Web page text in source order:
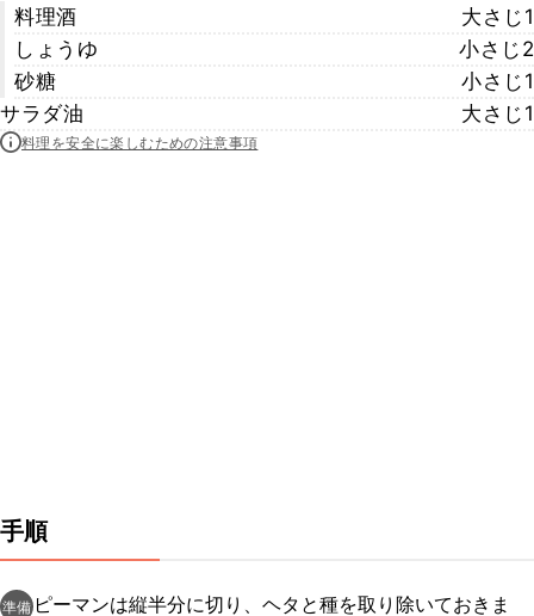
料理酒
大さじ1
しょうゆ
小さじ2
砂糖
小さじ1
サラダ油
大さじ1
料理を安全に楽しむための注意事項
手順
準備 ピーマンは縦半分に切り、ヘタと種を取り除いておきま